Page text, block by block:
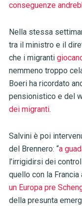
conseguenze
Nella stessa
tra il ministro e il
che i migranti
nemmeno troppo
Boeri ha ricordato
pensionistico e del
dei migranti.
Salvini è poi
del Brennero: “a
l’irrigidirsi dei
quello con la
un Europa pre
della presunta